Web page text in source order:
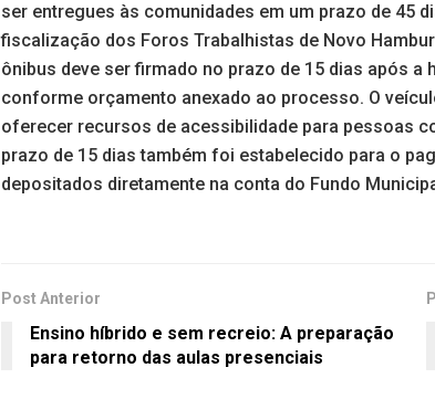
ser entregues às comunidades em um prazo de 45
fiscalização dos Foros Trabalhistas de Novo
ônibus deve ser firmado no prazo de 15 dias após
conforme orçamento anexado ao processo. O
oferecer recursos de acessibilidade para pessoas
prazo de 15 dias também foi estabelecido para o
depositados diretamente na conta do Fundo
Post Anterior
Ensino híbrido e sem recreio: A preparação
para retorno das aulas presenciais